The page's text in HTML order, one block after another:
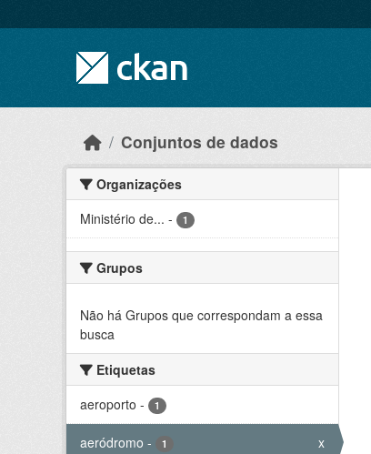
Conjuntos de dados
Organizações
Ministério de... - 1
Grupos
Não há Grupos que correspondam a essa
busca
Etiquetas
aeroporto - 1
aeródromo - 1 x